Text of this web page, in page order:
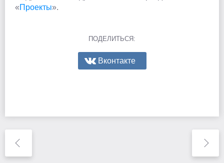
«Проекты».
ПОДЕЛИТЬСЯ:
Вконтакте